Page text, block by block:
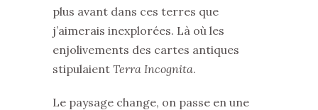
plus avant dans ces terres que
j’aimerais inexplorées. Là où les
enjolivements des cartes antiques
stipulaient Terra Incognita.
Le paysage change, on passe en une